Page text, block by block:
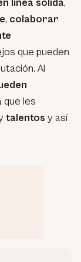
línea sólida,
, colaborar
que pueden
Al
que les
talentos y así